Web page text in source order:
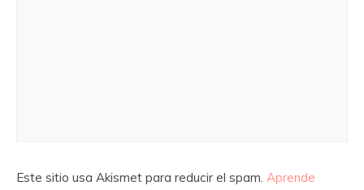
Este sitio usa Akismet para reducir el spam. Aprende